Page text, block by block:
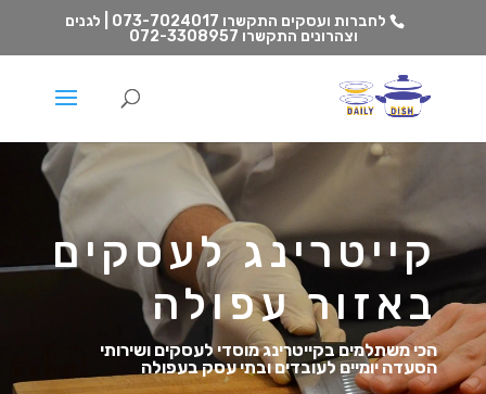
לחברות ועסקים התקשרו
073-7024017 | לגנים
וצהרונים התקשרו 072-3308957
קייטרינג לעסקים
באזור עפולה
הכי משתלמים בקייטרינג מוסדי לעסקים ושירותי
הסעדה יומיים לעובדים ובתי עסק בעפולה